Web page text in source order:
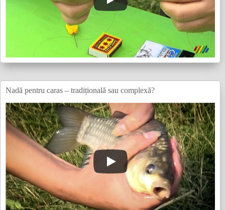
Nadă pentru caras – tradițională sau complexă?